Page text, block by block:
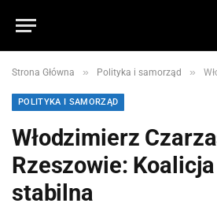
Strona Główna » Polityka i samorząd »
POLITYKA I SAMORZĄD
Włodzimierz
Rzeszowie:
stabilna